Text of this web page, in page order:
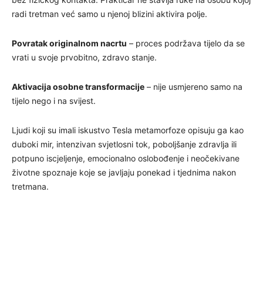
radi tretman već samo u njenoj blizini aktivira polje.
Povratak originalnom nacrtu – proces podržava tijelo da se
vrati u svoje prvobitno, zdravo stanje.
Aktivacija osobne transformacije – nije usmjereno samo na
tijelo nego i na svijest.
Ljudi koji su imali iskustvo Tesla metamorfoze opisuju ga kao
duboki mir, intenzivan svjetlosni tok, poboljšanje zdravlja ili
potpuno iscjeljenje, emocionalno oslobođenje i neočekivane
životne spoznaje koje se javljaju ponekad i tjednima nakon
tretmana.